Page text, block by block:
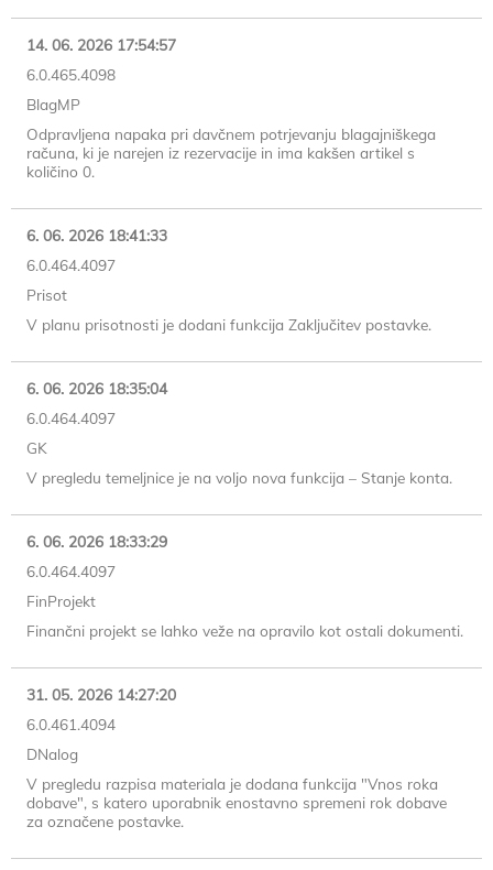
14. 06. 2026 17:54:57
6.0.465.4098
BlagMP
Odpravljena napaka pri davčnem potrjevanju blagajniškega
računa, ki je narejen iz rezervacije in ima kakšen artikel s
količino 0.
6. 06. 2026 18:41:33
6.0.464.4097
Prisot
V planu prisotnosti je dodani funkcija Zaključitev postavke.
6. 06. 2026 18:35:04
6.0.464.4097
GK
V pregledu temeljnice je na voljo nova funkcija – Stanje konta.
6. 06. 2026 18:33:29
6.0.464.4097
FinProjekt
Finančni projekt se lahko veže na opravilo kot ostali dokumenti.
31. 05. 2026 14:27:20
6.0.461.4094
DNalog
V pregledu razpisa materiala je dodana funkcija "Vnos roka
dobave", s katero uporabnik enostavno spremeni rok dobave
za označene postavke.